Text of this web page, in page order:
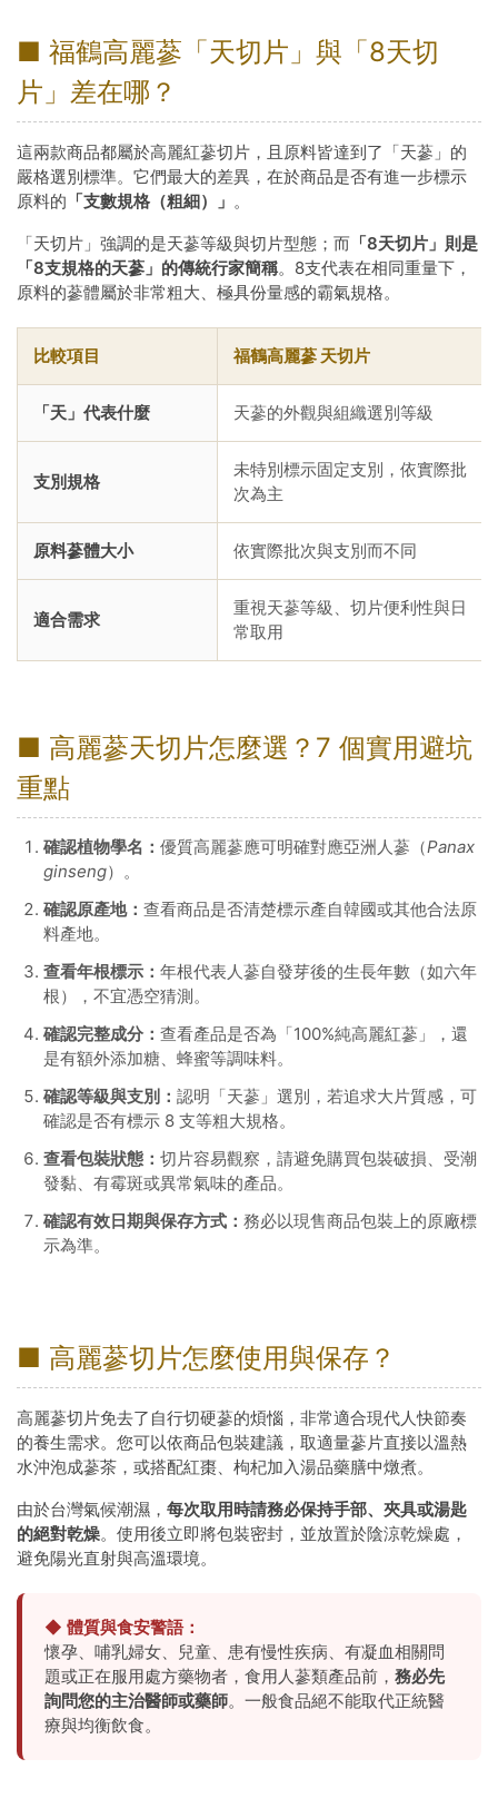
■ 福鶴高麗蔘「天切片」與「8天切
片」差在哪？
這兩款商品都屬於高麗紅蔘切片，且原料皆達到了「天蔘」的
嚴格選別標準。它們最大的差異，在於商品是否有進一步標示
原料的 「支數規格（粗細）」 。
「天切片」強調的是天蔘等級與切片型態；而 「8天切片」則是
「8支規格的天蔘」的傳統行家簡稱。8支代表在相同重量下，
原料的蔘體屬於非常粗大、極具份量感的霸氣規格。
比較項目 福鶴高麗蔘 天切片
「天」代表什麼 天蔘的外觀與組織選別等級
支別規格
未特別標示固定支別，依實際批
次為主
原料蔘體大小 依實際批次與支別而不同
適合需求
重視天蔘等級、切片便利性與日
常取用
■ 高麗蔘天切片怎麼選？7 個實用避坑
重點
確認植物學名： 優質高麗蔘應可明確對應亞洲人蔘（Panax
ginseng）。
確認原產地： 查看商品是否清楚標示產自韓國或其他合法原
料產地。
查看年根標示： 年根代表人蔘自發芽後的生長年數（如六年
根），不宜憑空猜測。
確認完整成分： 查看產品是否為「100%純高麗紅蔘」，還
是有額外添加糖、蜂蜜等調味料。
確認等級與支別： 認明「天蔘」選別，若追求大片質感，可
確認是否有標示 8 支等粗大規格。
查看包裝狀態： 切片容易觀察，請避免購買包裝破損、受潮
發黏、有霉斑或異常氣味的產品。
確認有效日期與保存方式： 務必以現售商品包裝上的原廠標
示為準。
■ 高麗蔘切片怎麼使用與保存？
高麗蔘切片免去了自行切硬蔘的煩惱，非常適合現代人快節奏
的養生需求。您可以依商品包裝建議，取適量蔘片直接以溫熱
水沖泡成蔘茶，或搭配紅棗、枸杞加入湯品藥膳中燉煮。
由於台灣氣候潮濕， 每次取用時請務必保持手部、夾具或湯匙
的絕對乾燥。使用後立即將包裝密封，並放置於陰涼乾燥處，
避免陽光直射與高溫環境。
◆ 體質與食安警語：
懷孕、哺乳婦女、兒童、患有慢性疾病、有凝血相關問
題或正在服用處方藥物者，食用人蔘類產品前， 務必先
詢問您的主治醫師或藥師。一般食品絕不能取代正統醫
療與均衡飲食。